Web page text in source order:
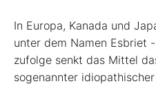
In Europa, Kanada und
unter dem Namen Esbriet
zufolge senkt das Mittel
sogenannter